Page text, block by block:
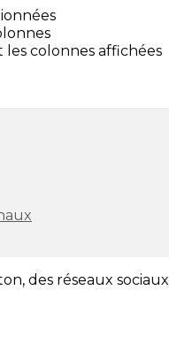
colonnes affichées
des réseaux sociaux